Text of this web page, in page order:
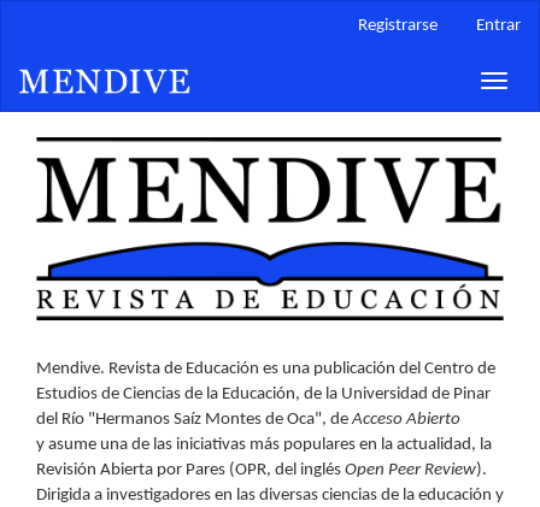
principal
Barra
lateral
Registrarse Entrar
Toggle
Mendive. Revista de Educación es una publicación del Centro de
Estudios de Ciencias de la Educación, de la Universidad de Pinar
del Río "Hermanos Saíz Montes de Oca", deAcceso Abierto
y asume una de las iniciativas más populares en la actualidad, la
Revisión Abierta por Pares (OPR, del inglés Open Peer Review).
Dirigida a investigadores en las diversas ciencias de la educación y